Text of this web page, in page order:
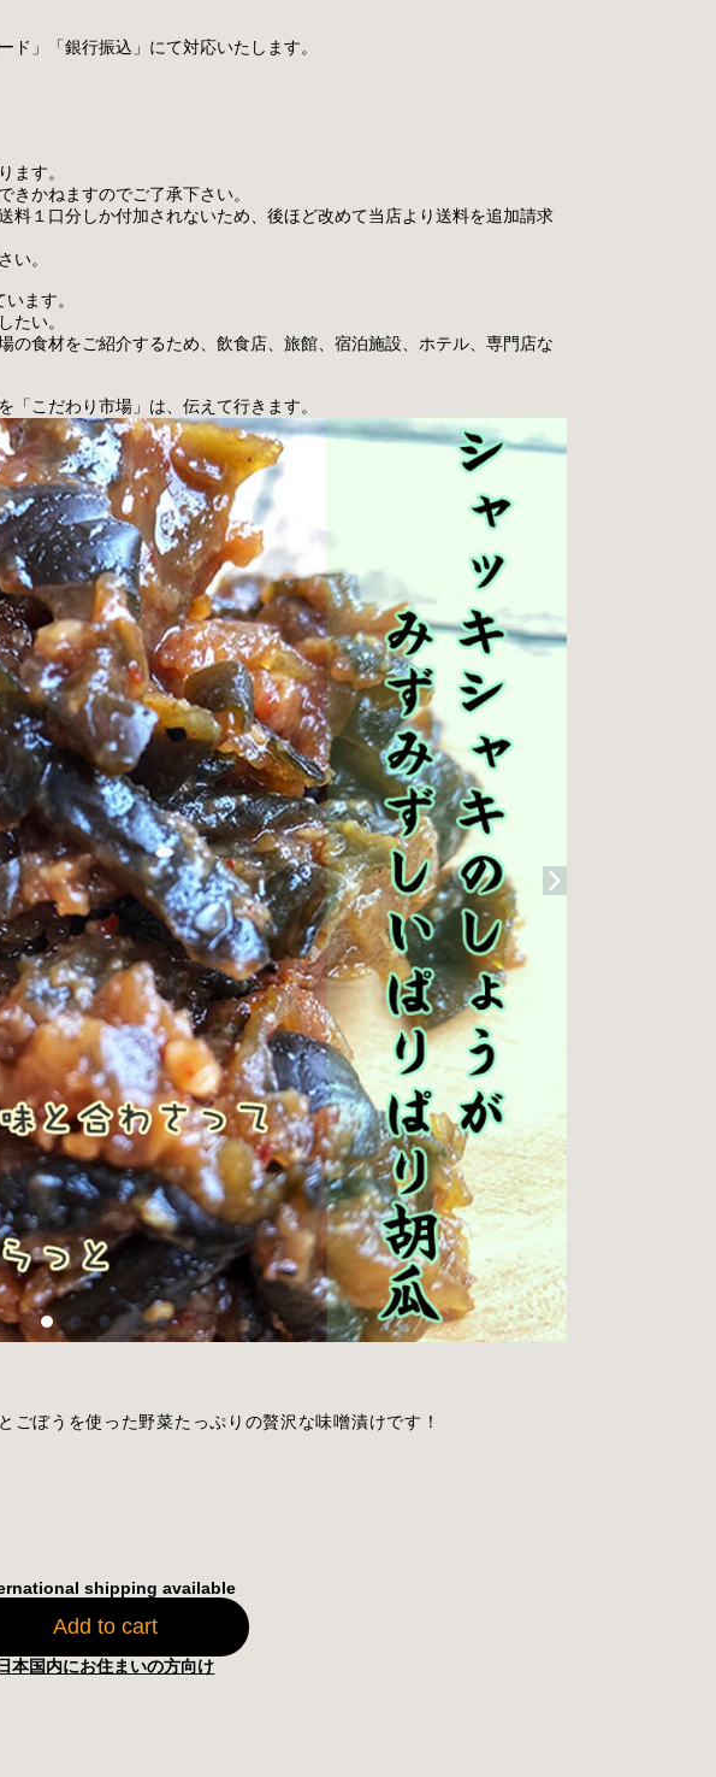
」「銀行振込」にて対応いたします。
ます。
きかねますのでご了承下さい。
料１口分しか付加されないため、後ほど改めて当店より送料を追加請求
い。
ます。
たい。
の食材をご紹介するため、飲食店、旅館、宿泊施設、ホテル、専門店な
こだわり市場」は、伝えて行きます。
ごぼうを使った野菜たっぷりの贅沢な味噌漬けです！
shipping available
Add to cart
日本国内にお住まいの方向け